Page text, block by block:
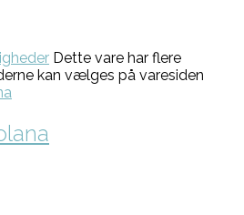
Dette vare har flere
kan vælges på varesiden